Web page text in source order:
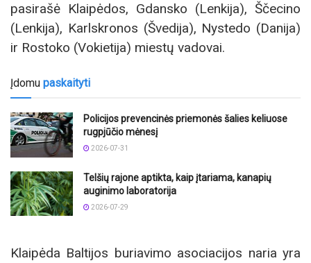
pasirašė Klaipėdos, Gdansko (Lenkija), Ščecino
(Lenkija), Karlskronos (Švedija), Nystedo (Danija)
ir Rostoko (Vokietija) miestų vadovai.
Įdomu paskaityti
Policijos prevencinės priemonės šalies keliuose
rugpjūčio mėnesį
2026-07-31
Telšių rajone aptikta, kaip įtariama, kanapių
auginimo laboratorija
2026-07-29
Klaipėda Baltijos buriavimo asociacijos naria yra